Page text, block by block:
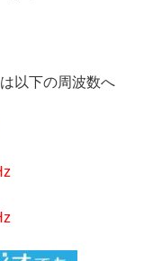
以下の周波数へ